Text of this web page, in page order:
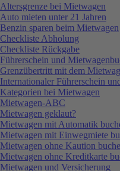
Altersgrenze bei Mietwagen
Auto mieten unter 21 Jahren
Benzin sparen beim Mietwagen
Checkliste Abholung
Checkliste Rückgabe
Führerschein und
Grenzübertritt mit dem
Internationaler Führerschein
Kategorien bei Mietwagen
Mietwagen-ABC
Mietwagen geklaut?
Mietwagen mit Automatik
Mietwagen mit Einwegmiete
Mietwagen ohne Kaution
Mietwagen ohne Kreditkarte
Mietwagen und Versicherung